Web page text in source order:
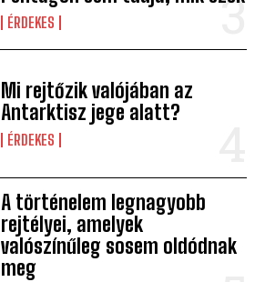
ÉRDEKES
Mi rejtőzik valójában az
Antarktisz jege alatt?
ÉRDEKES
A történelem legnagyobb
rejtélyei, amelyek
valószínűleg sosem oldódnak
meg